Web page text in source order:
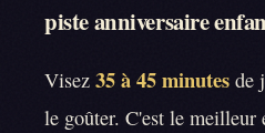
piste anniversaire
Visez 35 à 45 minutes de
le goûter. C'est le meilleur